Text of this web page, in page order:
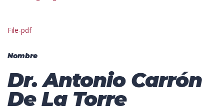
File-pdf
Nombre
Dr. Antonio Carrón
De La Torre